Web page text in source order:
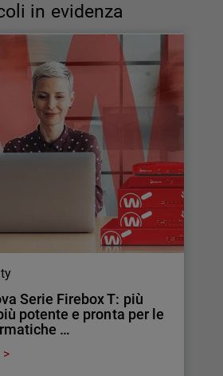
in evidenza
Serie Firebox T: più
potente e pronta per le
…